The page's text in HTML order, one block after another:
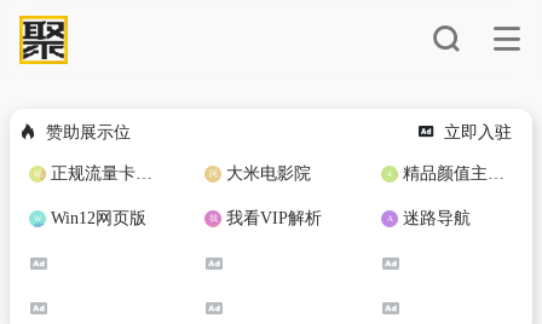
赞助展示位 立即入驻
正规流量卡免费加盟合作 大米电影院 精品颜值主播定制
Win12网页版 我看VIP解析 迷路导航